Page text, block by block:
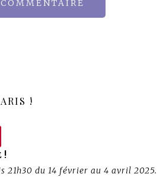
!
!
21h30 du 14 février au 4 avril 2025.